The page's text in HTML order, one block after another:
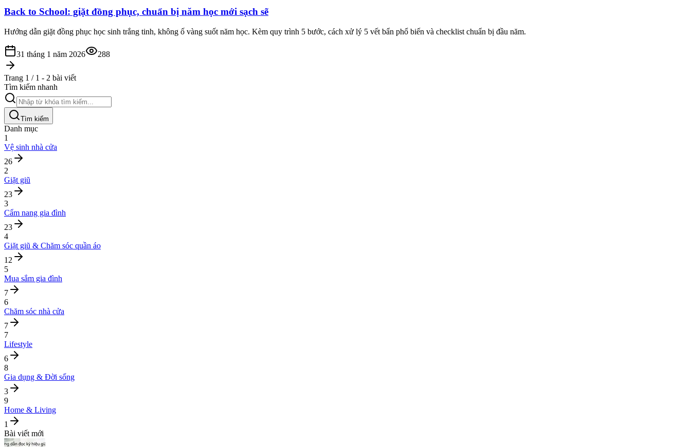
Back to School: giặt đồng phục, chuẩn bị năm học mới sạch sẽ
Hướng dẫn giặt đồng phục học sinh trắng tinh, không ố vàng suốt năm học. Kèm quy trình 5 bước, cách xử lý 5 vết bẩn phổ biến và checklist chuẩn bị đầu năm.
31 tháng 1 năm 2026 288
Trang 1 / 1 - 2 bài viết
Tìm kiếm nhanh
Tìm kiếm
Danh mục
1
Vệ sinh nhà cửa
26
2
Giặt giũ
23
3
Cẩm nang gia đình
23
4
Giặt giũ & Chăm sóc quần áo
12
5
Mua sắm gia đình
7
6
Chăm sóc nhà cửa
7
7
Lifestyle
6
8
Gia dụng & Đời sống
3
9
Home & Living
1
Bài viết mới